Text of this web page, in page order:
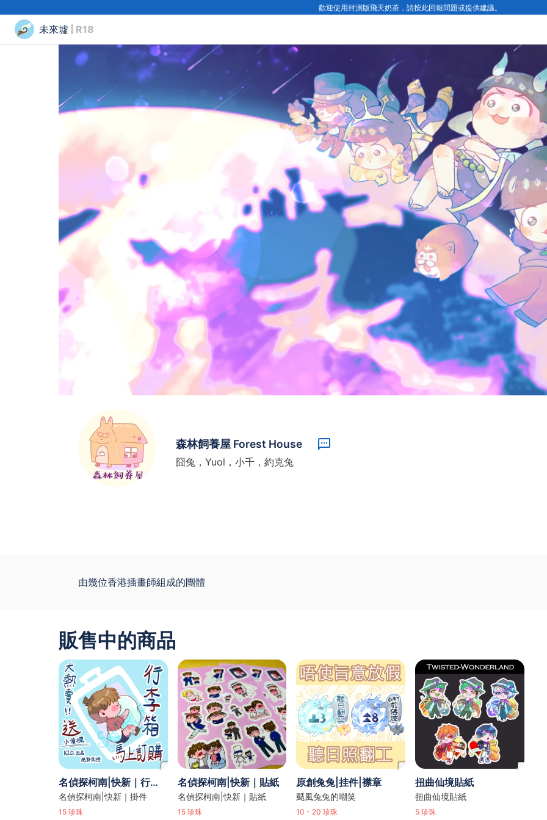
歡迎使用封測版飛天奶茶，請按此回報問題或提供建議。
未來墟 | R18
森林飼養屋 Forest House
囧兔，Yuol，小千，約克兔
由幾位香港插畫師組成的團體
販售中的商品
名偵探柯南|快新｜行李箱掛件
名偵探柯南|快新｜掛件
15 珍珠
名偵探柯南|快新｜貼紙
名偵探柯南|快新｜貼紙
15珍珠
原創兔兔|挂件|襟章
颳風兔兔的嘲笑
10 - 20 珍珠
扭曲仙境貼紙
扭曲仙境貼紙
5珍珠